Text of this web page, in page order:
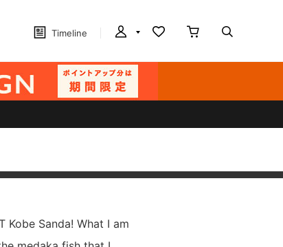
Timeline
Kobe Sanda! What I am